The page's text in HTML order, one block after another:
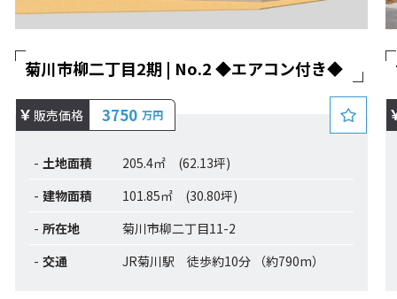
菊川市柳二丁目2期 | No.2 ◆エアコン付き◆
販売価格 3750 万円
土地面積
205.4㎡ (62.13坪)
建物面積
101.85㎡ (30.80坪)
所在地
菊川市柳二丁目11-2
交通
JR菊川駅 徒歩約10分 （約790m）